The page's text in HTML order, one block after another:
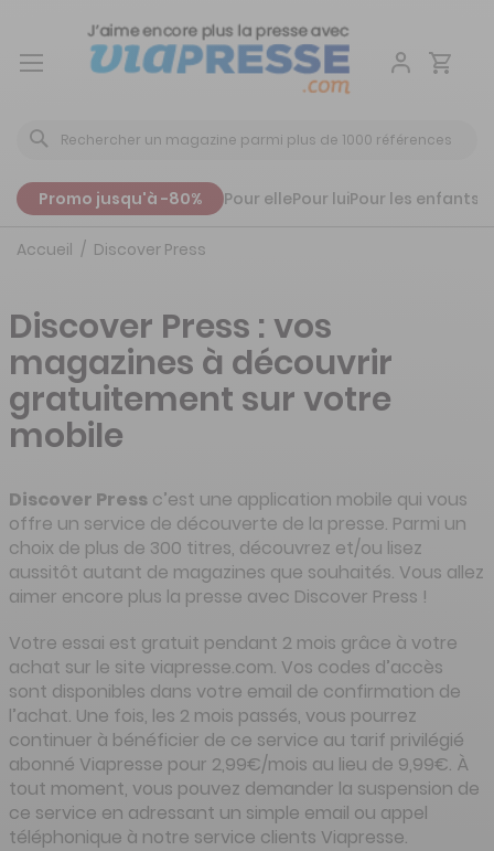
Aller
Promo jusqu'à -80% Pour ellePour luiPour les enfants
Accueil Discover Press
Discover Press : vos
magazines à découvrir
gratuitement sur votre
mobile
Discover Press c’est une application mobile qui vous
offre un service de découverte de la presse. Parmi un
choix de plus de 300 titres, découvrez et/ou lisez
aussitôt autant de magazines que souhaités. Vous allez
aimer encore plus la presse avec Discover Press !
Votre essai est gratuit pendant 2 mois grâce à votre
achat sur le site viapresse.com. Vos codes d’accès
sont disponibles dans votre email de confirmation de
l’achat. Une fois, les 2 mois passés, vous pourrez
continuer à bénéficier de ce service au tarif privilégié
abonné Viapresse pour 2,99€/mois au lieu de 9,99€. À
tout moment, vous pouvez demander la suspension de
ce service en adressant un simple email ou appel
téléphonique à notre service clients Viapresse.